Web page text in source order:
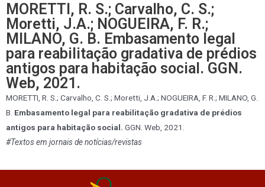
MORETTI, R. S.; Carvalho, C. S.;
Moretti, J.A.; NOGUEIRA, F. R.;
MILANO, G. B. Embasamento legal
para reabilitação gradativa de prédios
antigos para habitação social. GGN.
Web, 2021.
MORETTI, R. S.; Carvalho, C. S.; Moretti, J.A.; NOGUEIRA, F. R.; MILANO, G.
B. Embasamento legal para reabilitação gradativa de prédios
antigos para habitação social. GGN. Web, 2021.
#Textos em jornais de notícias/revistas